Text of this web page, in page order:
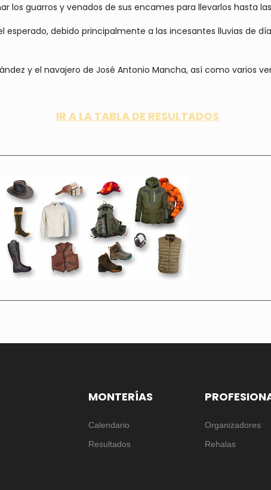
los guarros y venados de sus encames para llevarlos hasta
debido principalmente a las incesantes lluvias de
y el navajero de José Antonio Mancha, así como varios
IR A LA TABLA DE RESULTADOS
MONTERÍAS
Calendario
Resultados
Organizadores
Rehalas